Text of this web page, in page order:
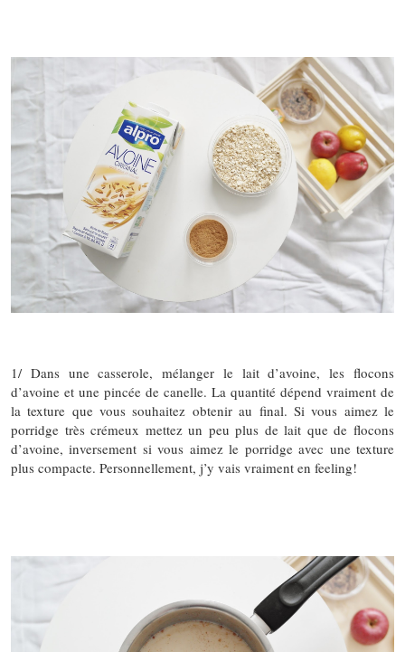
1/ Dans une casserole, mélanger le lait d’avoine, les flocons
d’avoine et une pincée de canelle. La quantité dépend vraiment de
la texture que vous souhaitez obtenir au final. Si vous aimez le
porridge très crémeux mettez un peu plus de lait que de flocons
d’avoine, inversement si vous aimez le porridge avec une texture
plus compacte. Personnellement, j’y vais vraiment en feeling!